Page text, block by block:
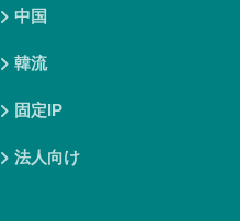
中国
韓流
固定IP
法人向け